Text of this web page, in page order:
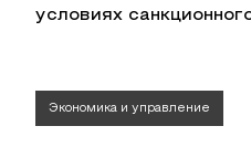
условиях
Экономика и управление